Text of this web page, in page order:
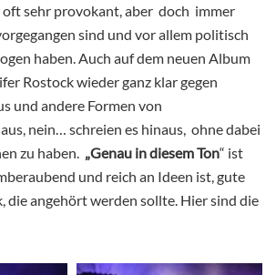
oft sehr provokant, aber doch immer
sind und vor allem politisch
haben. Auch auf dem neuen Album
Rostock wieder ganz klar gegen
und andere Formen von
nein… schreien es hinaus, ohne dabei
zu haben. „Genau in diesem Ton“ ist
und reich an Ideen ist, gute
die angehört werden sollte. Hier sind die